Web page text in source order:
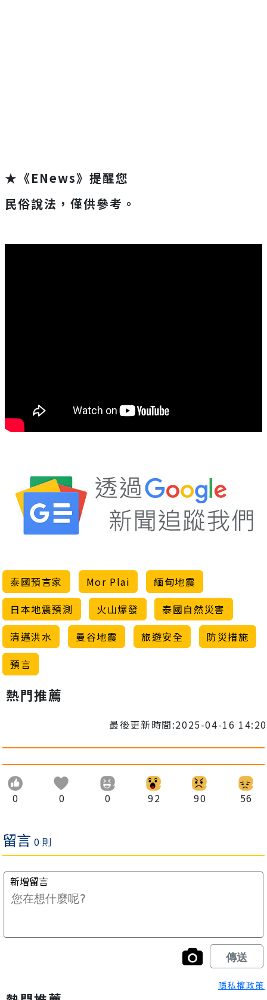
★《ENews》提醒您
民俗說法，僅供參考。
泰國預言家 Mor Plai
緬甸地震
日本地震預測
火山爆發
泰國自然災害
清邁洪水
曼谷地震 旅遊安全
防災措施
預言
熱門推薦
最後更新時間:2025-04-16 14:20
0 0 0 92 90 56
隱私權政策